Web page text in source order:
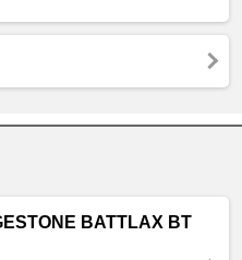
BATTLAX BT